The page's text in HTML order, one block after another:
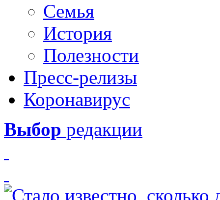
Семья
История
Полезности
Пресс-релизы
Коронавирус
Выбор редакции